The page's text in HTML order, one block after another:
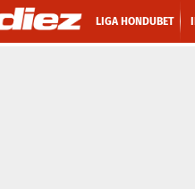
LIGA HONDUBET